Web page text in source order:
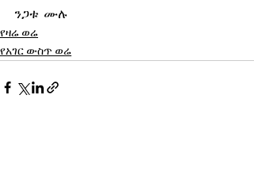
ንጋቱ  ሙሉ
የዛሬ ወሬ
የአገር ውስጥ ወሬ